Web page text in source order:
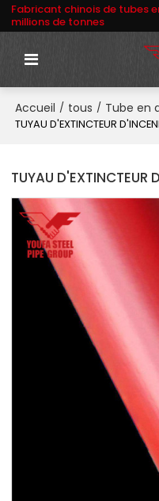
Fabricant chinois de tubes
millions de tonnes
Accueil / tous / Tube en
TUYAU D'EXTINCTEUR
TUYAU